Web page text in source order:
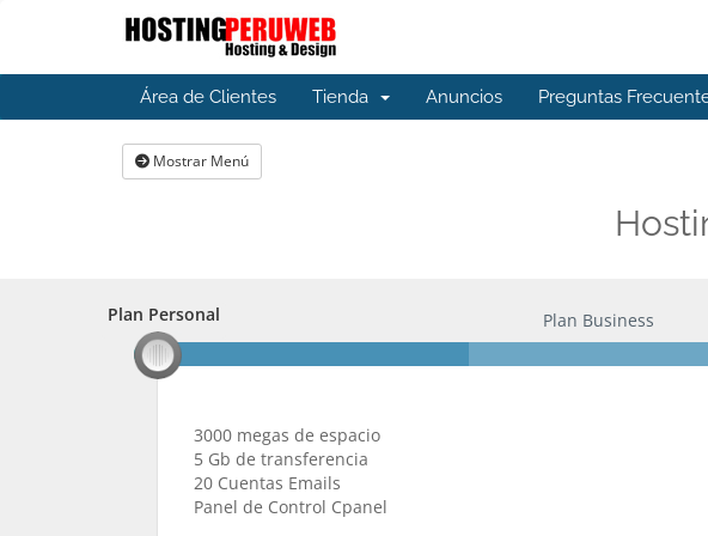
Área de Clientes Tienda Anuncios Preguntas
Mostrar Menú
Plan Personal
Plan Personal Plan Business
3000 megas de espacio
5 Gb de transferencia
20 Cuentas Emails
Panel de Control Cpanel